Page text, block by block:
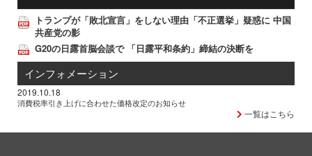
トランプが「敗北宣言」をしない理由「不正選挙」疑惑に 中国
共産党の影
G20の日露首脳会談で 「日露平和条約」締結の決断を
インフォメーション
2019.10.18
消費税率引き上げに合わせた価格改定のお知らせ
一覧はこちら